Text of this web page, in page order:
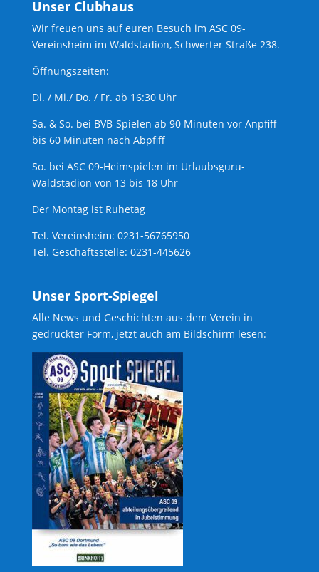
Unser Clubhaus
Wir freuen uns auf euren Besuch im ASC 09-
Vereinsheim im Waldstadion, Schwerter Straße 238.
Öffnungszeiten:
Di. / Mi./ Do. / Fr. ab 16:30 Uhr
Sa. & So. bei BVB-Spielen ab 90 Minuten vor Anpfiff
bis 60 Minuten nach Abpfiff
So. bei ASC 09-Heimspielen im Urlaubsguru-
Waldstadion von 13 bis 18 Uhr
Der Montag ist Ruhetag
Tel. Vereinsheim: 0231-56765950
Tel. Geschäftsstelle: 0231-445626
Unser Sport-Spiegel
Alle News und Geschichten aus dem Verein in
gedruckter Form, jetzt auch am Bildschirm lesen: